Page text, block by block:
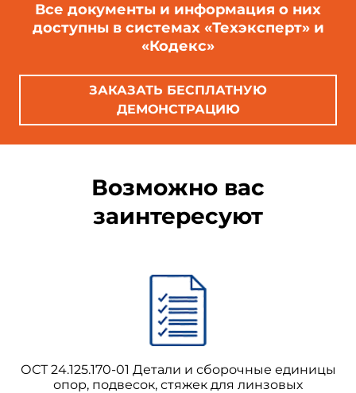
Все документы и информация о них
доступны в системах «Техэксперт» и
«Кодекс»
ЗАКАЗАТЬ БЕСПЛАТНУЮ
ДЕМОНСТРАЦИЮ
Возможно вас
заинтересуют
ОСТ 24.125.170-01 Детали и сборочные единицы
опор, подвесок, стяжек для линзовых